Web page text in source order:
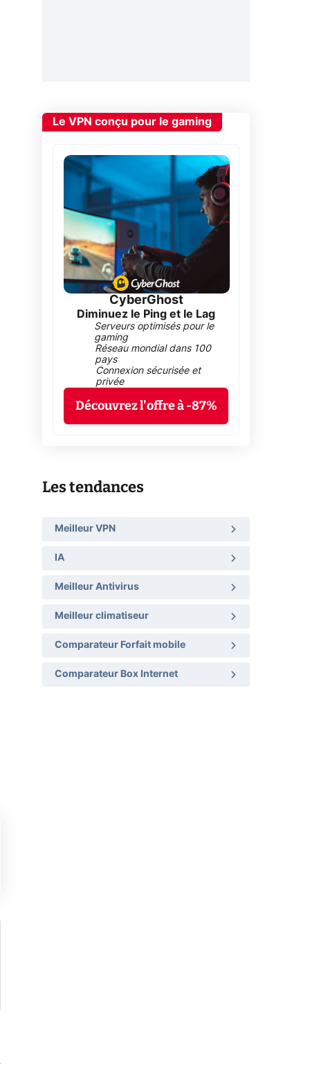
Le VPN conçu pour le gaming
CyberGhost
Diminuez le Ping et le Lag
Serveurs optimisés pour le
gaming
Réseau mondial dans 100
pays
Connexion sécurisée et
privée
Découvrez l'offre à -87%
Les tendances
Meilleur VPN
IA
Meilleur Antivirus
Meilleur climatiseur
Comparateur Forfait mobile
Comparateur Box Internet